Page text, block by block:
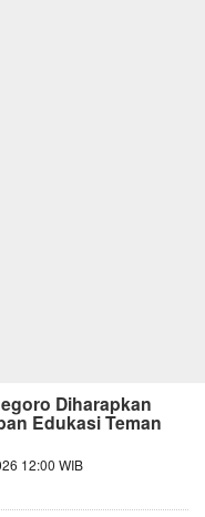
Diharapkan
Edukasi Teman
12:00 WIB